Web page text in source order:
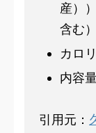
産）
含む
カロ
内容
引用元：